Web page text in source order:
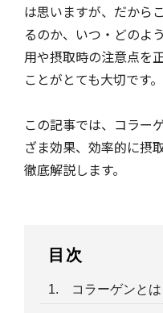
は思いますが、だから
るのか、いつ・どのよ
用や摂取時の注意点を
ことがとても大切です。
この記事では、コラー
ざま効果、効率的に摂
徹底解説します。
目次
1. コラーゲンとは